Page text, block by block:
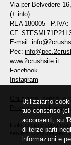
Via per Belvedere
(+ info)
REA 180005 - P.IVA:
CF.
E-mail:
Pec:
www.2crushsite.it
Facebook
Instagram
Chi siamo, servizi e
Privacy e cookie
Il sito contiene
servizio. Copyright dei
Utilizziamo
tuo consenso
acconsenti, su
di terze parti
informazioni e